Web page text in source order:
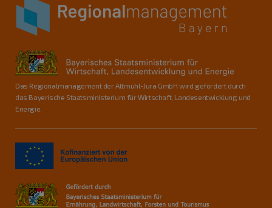
Das Regionalmanagement der Altmühl-Jura GmbH wird gefördert durch
das Bayerische Staatsministerium für Wirtschaft, Landesentwicklung und
Energie.